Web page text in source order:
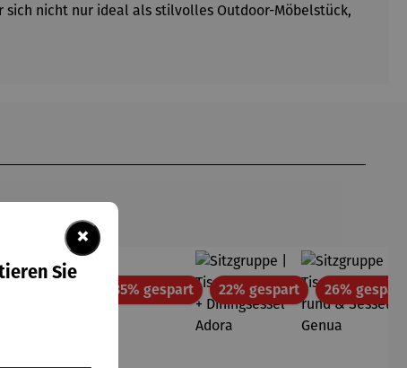
sich nicht nur ideal als stilvolles Outdoor-Möbelstück,
Rabatt35% gespartRabatt22% gespartRabatt26% gespart
×
Sie